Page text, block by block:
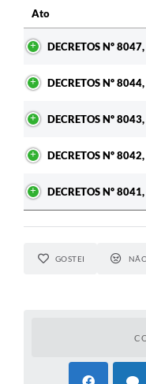
Ato
DECRETOS Nº
DECRETOS Nº
DECRETOS Nº
DECRETOS Nº
DECRETOS Nº
GOSTEI